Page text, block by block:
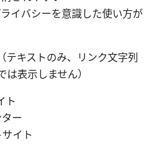
イバシーを意識した使い方が
テキストのみ、リンク文字列
は表示しません）
ト
ー
イト